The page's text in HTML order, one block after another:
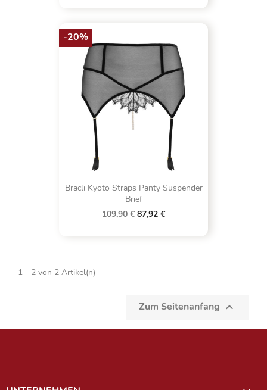
Bracli Kyoto Straps Panty Suspender
Brief
109,90 € 87,92 €
-20%
1 - 2 von 2 Artikel(n)
Zum Seitenanfang 